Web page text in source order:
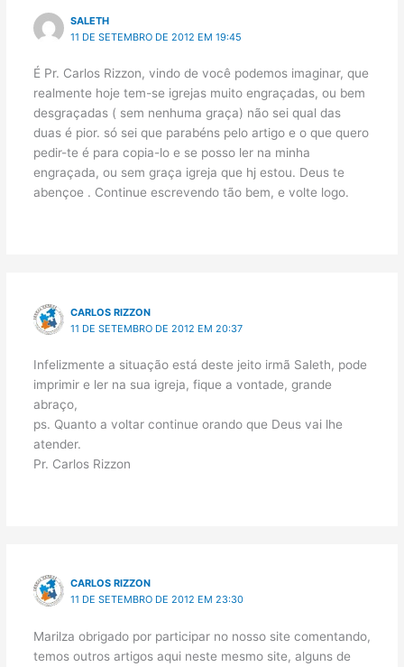
SALETH
11 DE SETEMBRO DE 2012 EM 19:45
É Pr. Carlos Rizzon, vindo de você podemos imaginar, que
realmente hoje tem-se igrejas muito engraçadas, ou bem
desgraçadas ( sem nenhuma graça) não sei qual das
duas é pior. só sei que parabéns pelo artigo e o que quero
pedir-te é para copia-lo e se posso ler na minha
engraçada, ou sem graça igreja que hj estou. Deus te
abençoe . Continue escrevendo tão bem, e volte logo.
CARLOS RIZZON
11 DE SETEMBRO DE 2012 EM 20:37
Infelizmente a situação está deste jeito irmã Saleth, pode
imprimir e ler na sua igreja, fique a vontade, grande
abraço,
ps. Quanto a voltar continue orando que Deus vai lhe
atender.
Pr. Carlos Rizzon
CARLOS RIZZON
11 DE SETEMBRO DE 2012 EM 23:30
Marilza obrigado por participar no nosso site comentando,
temos outros artigos aqui neste mesmo site, alguns de